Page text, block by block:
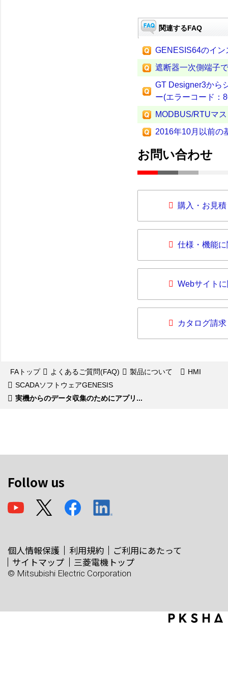
関連するFAQ
GENESIS64のイ
遮断器一次側端子
GT Designer3から
ー(エラーコード：
MODBUS/RTUマ
2016年10月以前の
お問い合わせ
購入・お見
仕様・機能
Webサイト
カタログ請求
FAトップ よくあるご質問(FAQ) 製品について
HMI
SCADAソフトウェアGENESIS
実機からのデータ収集のためにアプリ...
Follow us
個人情報保護 利用規約
ご利用にあたって
サイトマップ
三菱電機トップ
© Mitsubishi Electric Corporation